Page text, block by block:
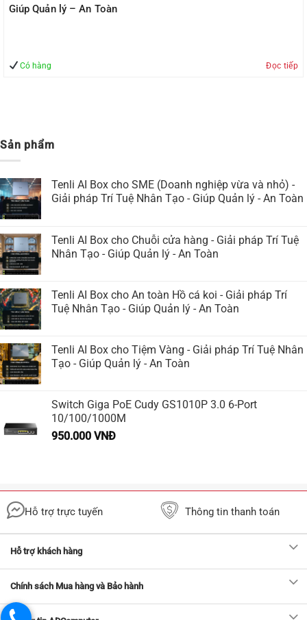
Giúp Quản lý – An Toàn
Có hàng Đọc tiếp
Sản phẩm
Tenli AI Box cho SME (Doanh nghiệp vừa và nhỏ) -
Giải pháp Trí Tuệ Nhân Tạo - Giúp Quản lý - An Toàn
Tenli AI Box cho Chuỗi cửa hàng - Giải pháp Trí Tuệ
Nhân Tạo - Giúp Quản lý - An Toàn
Tenli AI Box cho An toàn Hồ cá koi - Giải pháp Trí
Tuệ Nhân Tạo - Giúp Quản lý - An Toàn
Tenli AI Box cho Tiệm Vàng - Giải pháp Trí Tuệ Nhân
Tạo - Giúp Quản lý - An Toàn
Switch Giga PoE Cudy GS1010P 3.0 6-Port
10/100/1000M
950.000 VNĐ
Hỗ trợ trực tuyến Thông tin thanh toán
Hỗ trợ khách hàng
Chính sách Mua hàng và Bảo hành